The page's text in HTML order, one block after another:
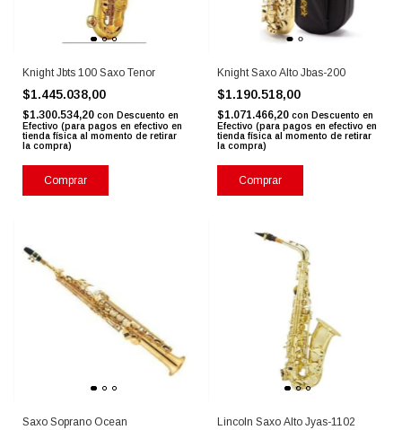
Knight Jbts 100 Saxo Tenor
$1.445.038,00
$1.300.534,20 con Descuento en
Efectivo (para pagos en efectivo en
tienda física al momento de retirar
la compra)
Knight Saxo Alto Jbas-200
$1.190.518,00
$1.071.466,20 con Descuento en
Efectivo (para pagos en efectivo en
tienda física al momento de retirar
la compra)
Saxo Soprano Ocean Lincoln Saxo Alto Jyas-1102